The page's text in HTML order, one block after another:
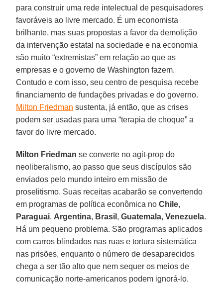
para construir uma rede intelectual de pesquisadores
favoráveis ao livre mercado. É um economista
brilhante, mas suas propostas a favor da demolição
da intervenção estatal na sociedade e na economia
são muito “extremistas” em relação ao que as
empresas e o governo de Washington fazem.
Contudo e com isso, seu centro de pesquisa recebe
financiamento de fundações privadas e do governo.
Milton Friedman sustenta, já então, que as crises
podem ser usadas para uma “terapia de choque” a
favor do livre mercado.
Milton Friedman se converte no agit-prop do
neoliberalismo, ao passo que seus discípulos são
enviados pelo mundo inteiro em missão de
proselitismo. Suas receitas acabarão se convertendo
em programas de política econômica noChile,
Paraguai, Argentina, Brasil ,Guatemala,Venezuela.
Há um pequeno problema. São programas aplicados
com carros blindados nas ruas e tortura sistemática
nas prisões, enquanto o número de desaparecidos
chega a ser tão alto que nem sequer os meios de
comunicação norte-americanos podem ignorá-lo.